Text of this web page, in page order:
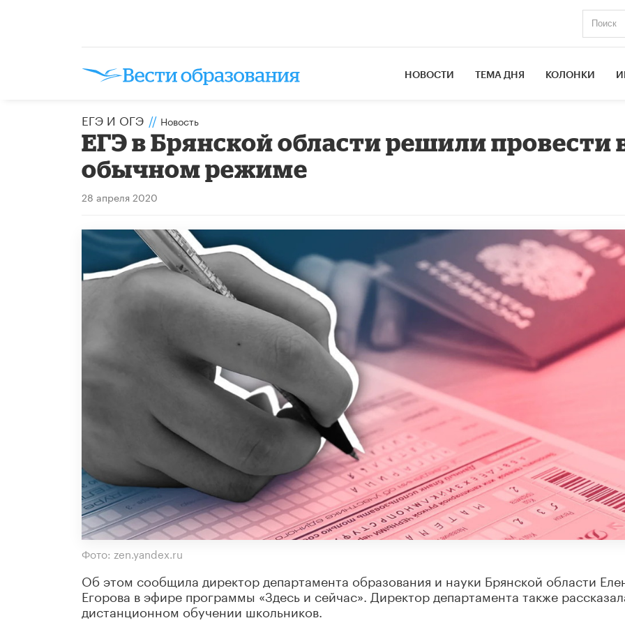
НОВОСТИ ТЕМА ДНЯ КОЛОНКИ
ЕГЭ И ОГЭ // Новость
ЕГЭ в Брянской области решили провести
обычном режиме
28 апреля 2020
Фото: zen.yandex.ru
Об этом сообщила директор департамента образования и науки Брянской области
Егорова в эфире программы «Здесь и сейчас». Директор департамента также
дистанционном обучении школьников.